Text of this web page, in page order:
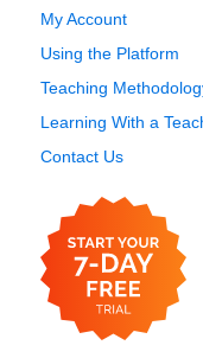
My Account
Using the Platform
Teaching
Learning With a
Contact Us